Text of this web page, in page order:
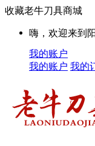
收藏老牛刀具商城
嗨，欢迎来到
我的账户
我的账户 我的